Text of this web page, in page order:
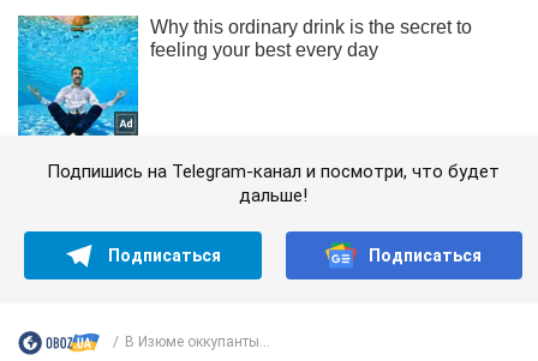
Подпишись на Telegram-канал и посмотри, что будет
дальше!
Подписаться Подписаться
В Изюме оккупанты...